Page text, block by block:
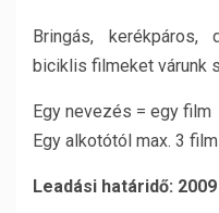
Bringás, kerékpáros,
biciklis filmeket várunk
Egy nevezés = egy film
Egy alkotótól max. 3 film
Leadási határidő: